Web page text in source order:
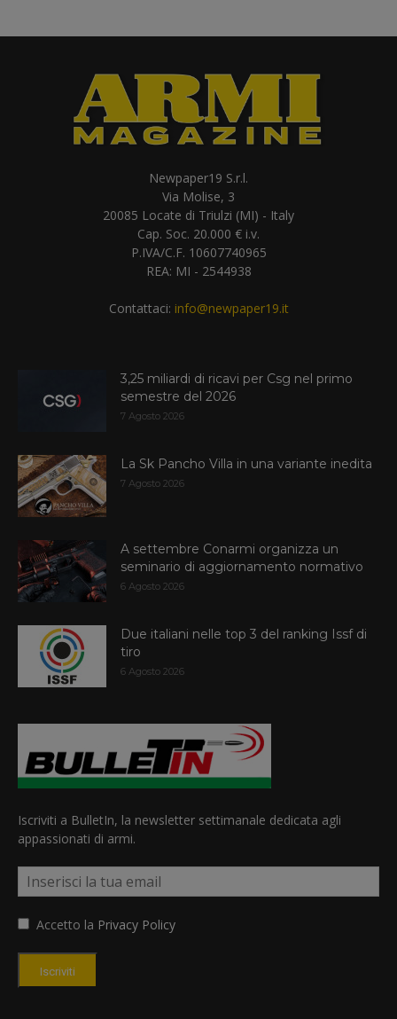
Newpaper19 S.r.l.
Via Molise, 3
20085 Locate di Triulzi (MI) - Italy
Cap. Soc. 20.000 € i.v.
P.IVA/C.F. 10607740965
REA: MI - 2544938
Contattaci: info@newpaper19.it
3,25 miliardi di ricavi per Csg nel primo
semestre del 2026
7 Agosto 2026
La Sk Pancho Villa in una variante inedita
7 Agosto 2026
A settembre Conarmi organizza un
seminario di aggiornamento normativo
6 Agosto 2026
Due italiani nelle top 3 del ranking Issf di
tiro
6 Agosto 2026
Iscriviti a BulletIn, la newsletter settimanale dedicata agli
appassionati di armi.
Accetto la Privacy Policy
Iscriviti